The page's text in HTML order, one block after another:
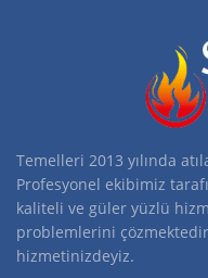
Temelleri 2013 yılında
Profesyonel ekibimiz
kaliteli ve güler yüzlü
problemlerini
hizmetinizdeyiz.